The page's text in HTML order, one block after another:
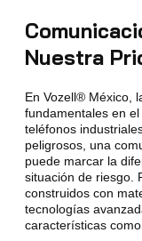
Nuestra
En Vozell® México,
fundamentales en
teléfonos
peligrosos, una
puede marcar la
situación de riesgo.
construidos con
tecnologías
características